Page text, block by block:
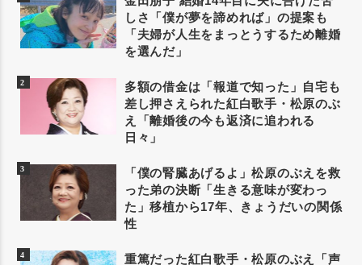
しさ「僕が夢を諦めれば」の提案も
「夫婦が人生をまっとうするため離婚
を選んだ」
多額の借金は「報道で知った」自宅も
差し押さえられた紅白歌手・松原のぶ
え「離婚後の今も返済に追われる
日々」
「僕の腎臓あげるよ」松原のぶえを救
った弟の決断「生きる意味が変わっ
た」移植から17年、きょうだいの関係
性
重篤だった紅白歌手・松原のぶえ「声